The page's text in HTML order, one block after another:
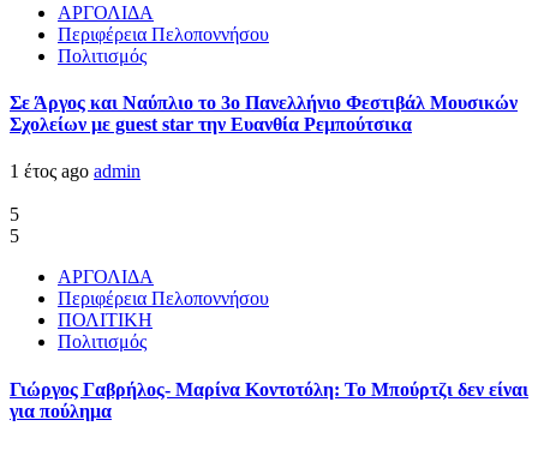
ΑΡΓΟΛΙΔΑ
Περιφέρεια Πελοποννήσου
Πολιτισμός
Σε Άργος και Ναύπλιο το 3ο Πανελλήνιο Φεστιβάλ Μουσικών
Σχολείων με guest star την Ευανθία Ρεμπούτσικα
1 έτος ago admin
5
5
ΑΡΓΟΛΙΔΑ
Περιφέρεια Πελοποννήσου
ΠΟΛΙΤΙΚΗ
Πολιτισμός
Γιώργος Γαβρήλος- Μαρίνα Κοντοτόλη: Το Μπούρτζι δεν είναι
για πούλημα